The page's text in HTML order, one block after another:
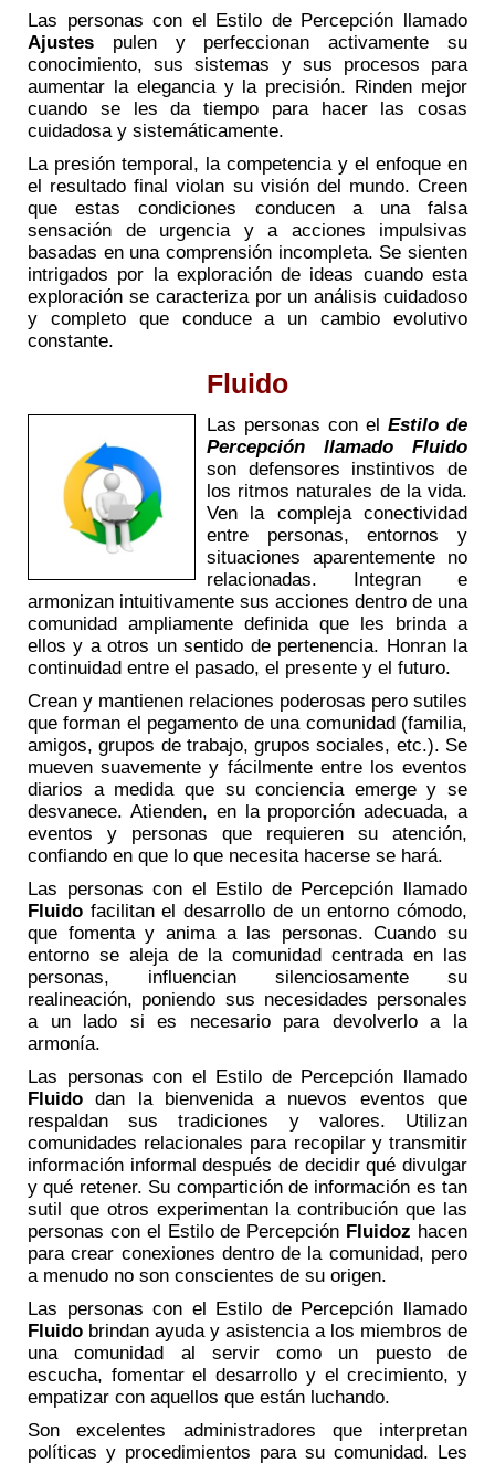
Las personas con el Estilo de Percepción llamado
Ajustes pulen y perfeccionan activamente su
conocimiento, sus sistemas y sus procesos para
aumentar la elegancia y la precisión. Rinden mejor
cuando se les da tiempo para hacer las cosas
cuidadosa y sistemáticamente.
La presión temporal, la competencia y el enfoque en
el resultado final violan su visión del mundo. Creen
que estas condiciones conducen a una falsa
sensación de urgencia y a acciones impulsivas
basadas en una comprensión incompleta. Se sienten
intrigados por la exploración de ideas cuando esta
exploración se caracteriza por un análisis cuidadoso
y completo que conduce a un cambio evolutivo
constante.
Fluido
Las personas con elEstilo de
Percepción llamado Fluido
son defensores instintivos de
los ritmos naturales de la vida.
Ven la compleja conectividad
entre personas, entornos y
situaciones aparentemente no
relacionadas. Integran e
armonizan intuitivamente sus acciones dentro de una
comunidad ampliamente definida que les brinda a
ellos y a otros un sentido de pertenencia. Honran la
continuidad entre el pasado, el presente y el futuro.
Crean y mantienen relaciones poderosas pero sutiles
que forman el pegamento de una comunidad (familia,
amigos, grupos de trabajo, grupos sociales, etc.). Se
mueven suavemente y fácilmente entre los eventos
diarios a medida que su conciencia emerge y se
desvanece. Atienden, en la proporción adecuada, a
eventos y personas que requieren su atención,
confiando en que lo que necesita hacerse se hará.
Las personas con el Estilo de Percepción llamado
Fluido facilitan el desarrollo de un entorno cómodo,
que fomenta y anima a las personas. Cuando su
entorno se aleja de la comunidad centrada en las
personas, influencian silenciosamente su
realineación, poniendo sus necesidades personales
a un lado si es necesario para devolverlo a la
armonía.
Las personas con el Estilo de Percepción llamado
Fluido dan la bienvenida a nuevos eventos que
respaldan sus tradiciones y valores. Utilizan
comunidades relacionales para recopilar y transmitir
información informal después de decidir qué divulgar
y qué retener. Su compartición de información es tan
sutil que otros experimentan la contribución que las
personas con el Estilo de Percepción Fluidoz hacen
para crear conexiones dentro de la comunidad, pero
a menudo no son conscientes de su origen.
Las personas con el Estilo de Percepción llamado
Fluido brindan ayuda y asistencia a los miembros de
una comunidad al servir como un puesto de
escucha, fomentar el desarrollo y el crecimiento, y
empatizar con aquellos que están luchando.
Son excelentes administradores que interpretan
políticas y procedimientos para su comunidad. Les